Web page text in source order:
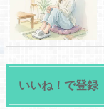
いいね！で登録